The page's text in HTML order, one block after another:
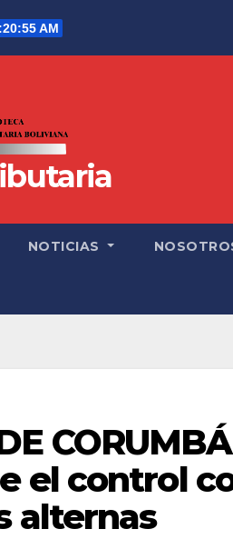
AM
NOTICIAS
el control
alternas